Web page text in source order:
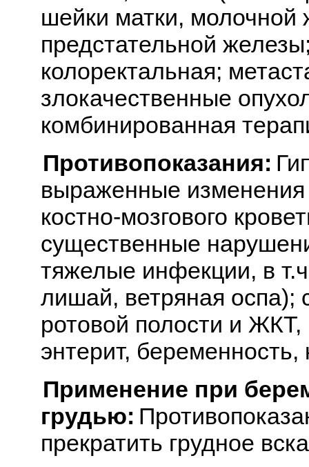
шейки матки, молочной
предстательной
колоректальная;
злокачественные
комбинированная
Противопоказания:
выраженные изменения
костно-мозгового
существенные
тяжелые инфекции, в
лишай, ветряная оспа);
ротовой полости и
энтерит,
Применение при
грудью:
прекратить грудное